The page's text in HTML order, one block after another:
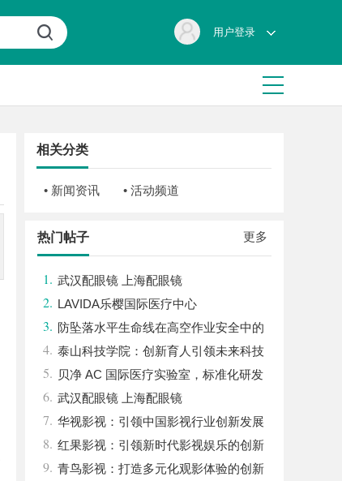
用户登录
相关分类
• 新闻资讯 • 活动频道
更多
热门帖子
1. 武汉配眼镜 上海配眼镜
2. LAVIDA乐樱国际医疗中心
3. 防坠落水平生命线在高空作业安全中的
关键作用与应用解析
4. 泰山科技学院：创新育人引领未来科技
发展新高地
5. 贝净 AC 国际医疗实验室，标准化研发
体系全解析
6. 武汉配眼镜 上海配眼镜
7. 华视影视：引领中国影视行业创新发展
的先行者
8. 红果影视：引领新时代影视娱乐的创新
先锋
9. 青鸟影视：打造多元化观影体验的创新